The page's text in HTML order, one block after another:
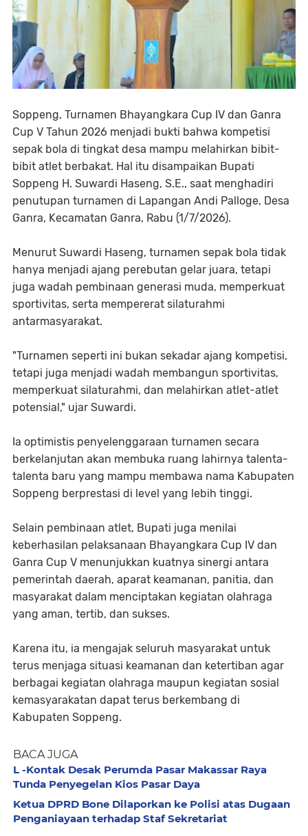
Soppeng, Turnamen Bhayangkara Cup IV dan Ganra
Cup V Tahun 2026 menjadi bukti bahwa kompetisi
sepak bola di tingkat desa mampu melahirkan bibit-
bibit atlet berbakat. Hal itu disampaikan Bupati
Soppeng H. Suwardi Haseng, S.E., saat menghadiri
penutupan turnamen di Lapangan Andi Palloge, Desa
Ganra, Kecamatan Ganra, Rabu (1/7/2026).
Menurut Suwardi Haseng, turnamen sepak bola tidak
hanya menjadi ajang perebutan gelar juara, tetapi
juga wadah pembinaan generasi muda, memperkuat
sportivitas, serta mempererat silaturahmi
antarmasyarakat.
"Turnamen seperti ini bukan sekadar ajang kompetisi,
tetapi juga menjadi wadah membangun sportivitas,
memperkuat silaturahmi, dan melahirkan atlet-atlet
potensial," ujar Suwardi.
Ia optimistis penyelenggaraan turnamen secara
berkelanjutan akan membuka ruang lahirnya talenta-
talenta baru yang mampu membawa nama Kabupaten
Soppeng berprestasi di level yang lebih tinggi.
Selain pembinaan atlet, Bupati juga menilai
keberhasilan pelaksanaan Bhayangkara Cup IV dan
Ganra Cup V menunjukkan kuatnya sinergi antara
pemerintah daerah, aparat keamanan, panitia, dan
masyarakat dalam menciptakan kegiatan olahraga
yang aman, tertib, dan sukses.
Karena itu, ia mengajak seluruh masyarakat untuk
terus menjaga situasi keamanan dan ketertiban agar
berbagai kegiatan olahraga maupun kegiatan sosial
kemasyarakatan dapat terus berkembang di
Kabupaten Soppeng.
BACA JUGA
L -Kontak Desak Perumda Pasar Makassar Raya
Tunda Penyegelan Kios Pasar Daya
Ketua DPRD Bone Dilaporkan ke Polisi atas Dugaan
Penganiayaan terhadap Staf Sekretariat